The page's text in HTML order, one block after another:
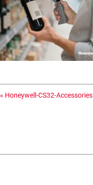
« Honeywell-CS32-Accessories